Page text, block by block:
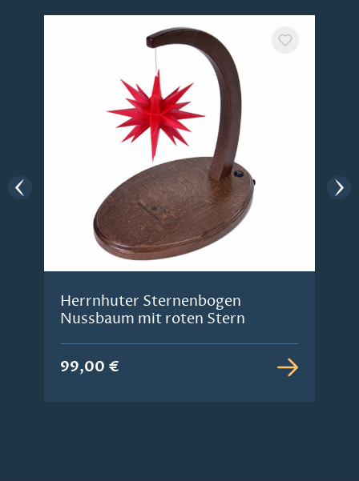
Herrnhuter Sternenbogen
Nussbaum mit roten Stern
99,00 €